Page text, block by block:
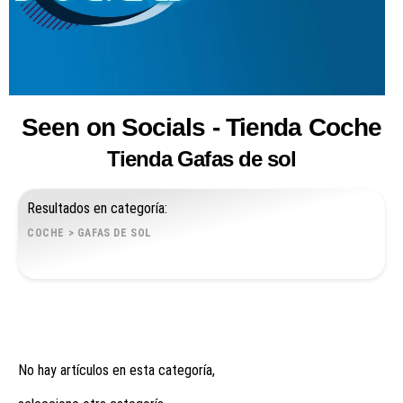
Seen on Socials - Tienda Coche
Tienda Gafas de sol
Resultados en categoría:
COCHE > GAFAS DE SOL
No hay artículos en esta categoría,